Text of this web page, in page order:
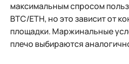
максимальным спросом
BTC/ETH, но это зависит от
площадки. Маржинальные
плечо выбираются